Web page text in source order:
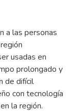
a las personas
usadas en
prolongado y
de difícil
con tecnología
la región.